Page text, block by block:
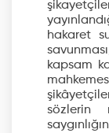
hakaret
kapsam
sözlerin